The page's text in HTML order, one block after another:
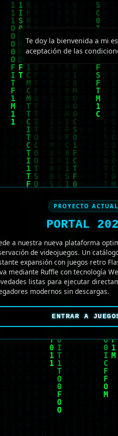
Te doy la bienvenida a mi
aceptación de las
PROYECTO ACTUAL
PORTAL
a nuestra nueva plataforma
de videojuegos. Un
expansión con juegos retro
mediante Ruffle con tecnología
listas para ejecutar
modernos sin descargas.
ENTRAR A